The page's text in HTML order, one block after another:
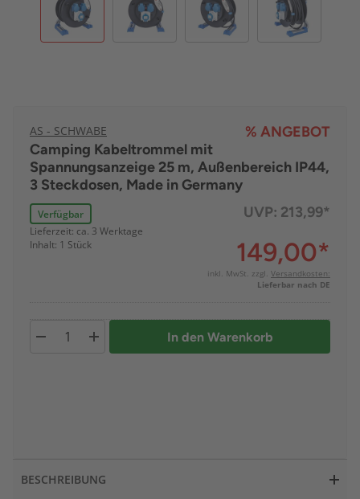
AS - SCHWABE
% ANGEBOT
Camping Kabeltrommel mit
Spannungsanzeige 25 m, Außenbereich IP44,
3 Steckdosen, Made in Germany
Verfügbar
Lieferzeit: ca. 3 Werktage
Inhalt: 1 Stück
UVP: 213,99*
149,00*
inkl. MwSt. zzgl. Versandkosten:
Lieferbar nach DE
In den Warenkorb
BESCHREIBUNG